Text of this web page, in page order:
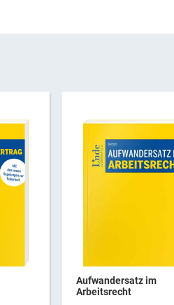
Aufwandersatz im
Arbeitsrecht